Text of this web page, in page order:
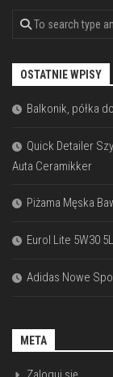
OSTATNIE WPISY
Balkonik, półka
Quick Detailer
Auta Ceramikker
Piżama Męska
Eurol Lite 5W30 5L
Adidas Nowe
META